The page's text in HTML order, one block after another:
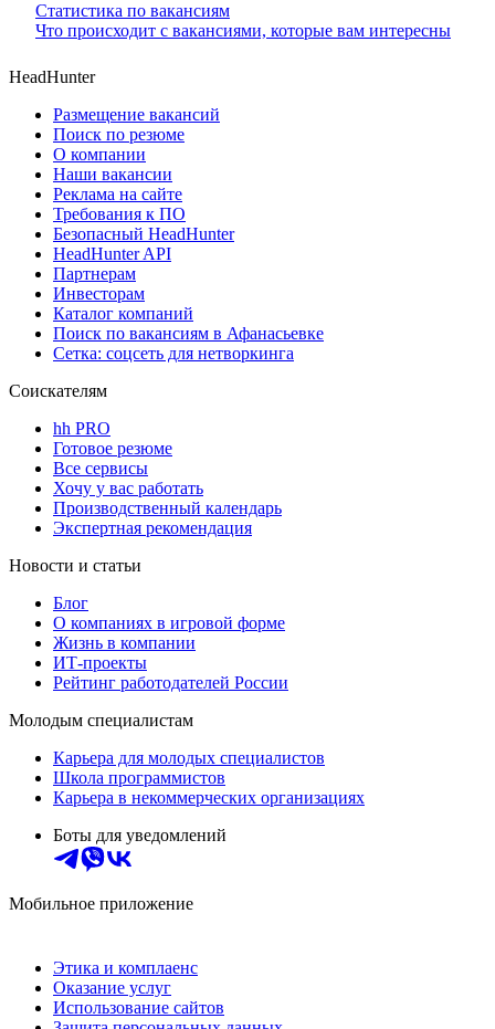
Статистика по вакансиям
Что происходит с вакансиями, которые вам интересны
HeadHunter
Размещение вакансий
Поиск по резюме
О компании
Наши вакансии
Реклама на сайте
Требования к ПО
Безопасный HeadHunter
HeadHunter API
Партнерам
Инвесторам
Каталог компаний
Поиск по вакансиям в Афанасьевке
Сетка: соцсеть для нетворкинга
Соискателям
hh PRO
Готовое резюме
Все сервисы
Хочу у вас работать
Производственный календарь
Экспертная рекомендация
Новости и статьи
Блог
О компаниях в игровой форме
Жизнь в компании
ИТ-проекты
Рейтинг работодателей России
Молодым специалистам
Карьера для молодых специалистов
Школа программистов
Карьера в некоммерческих организациях
Боты для уведомлений
Мобильное приложение
Этика и комплаенс
Оказание услуг
Использование сайтов